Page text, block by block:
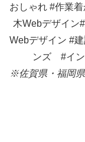
おしゃれ #作業
木Webデザイン
Webデザイン #
ンズ#イン
※佐賀県・福岡